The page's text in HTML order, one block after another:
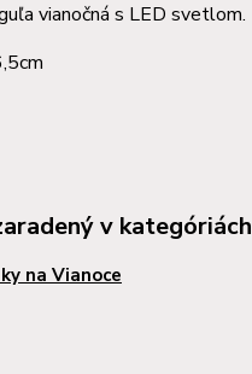
vianočná s LED svetlom.
v kategóriách
na Vianoce